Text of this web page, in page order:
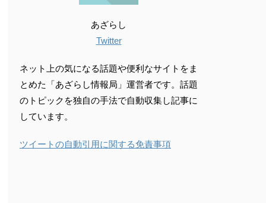
あざらし
Twitter
ネット上の気になる話題や便利なサイトをま
とめた「あざらし情報局」運営者です。話題
のトピックを独自の手法で自動収集し記事に
しています。
ツイートの自動引用に関する免責事項